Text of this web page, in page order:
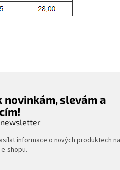
slevám a
informace o nových produktech na
shopu.